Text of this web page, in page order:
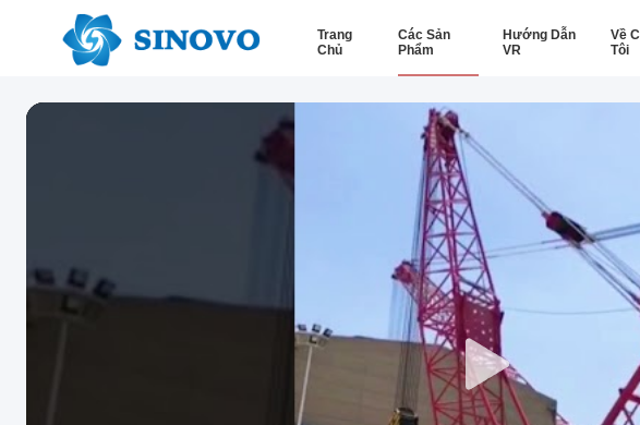
Trang
Chủ
Các Sản
Phẩm
Hướng Dẫn
VR
Về
Tôi